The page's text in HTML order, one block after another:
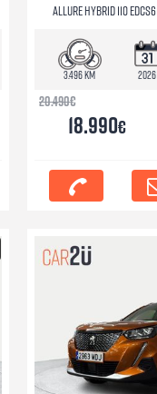
ALLURE HYBRID 110 EDCS6
3.496 km 2026
20.490€
18.990€